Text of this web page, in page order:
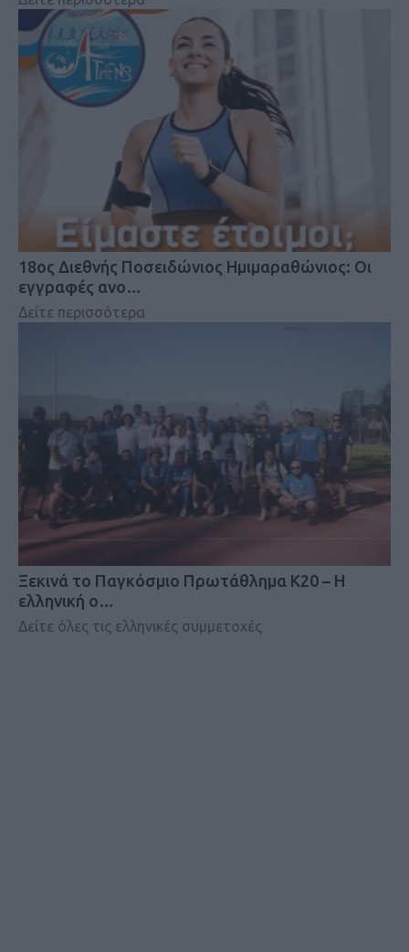
18oς Διεθνής Ποσειδώνιος Ημιμαραθώνιος: Οι
εγγραφές ανο…
Δείτε περισσότερα
Ξεκινά το Παγκόσμιο Πρωτάθλημα Κ20 – Η
ελληνική ο…
Δείτε όλες τις ελληνικές συμμετοχές